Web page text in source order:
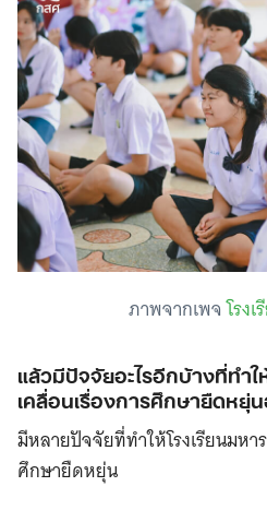
ภาพจากเพจโรง
แล้วมีปัจจัยอะไรอีกบ้างที่ทำใ
เคลื่อนเรื่องการศึกษายืดหยุ่
มีหลายปัจจัยที่ทำให้โรงเรียนมหา
ศึกษายืดหยุ่น